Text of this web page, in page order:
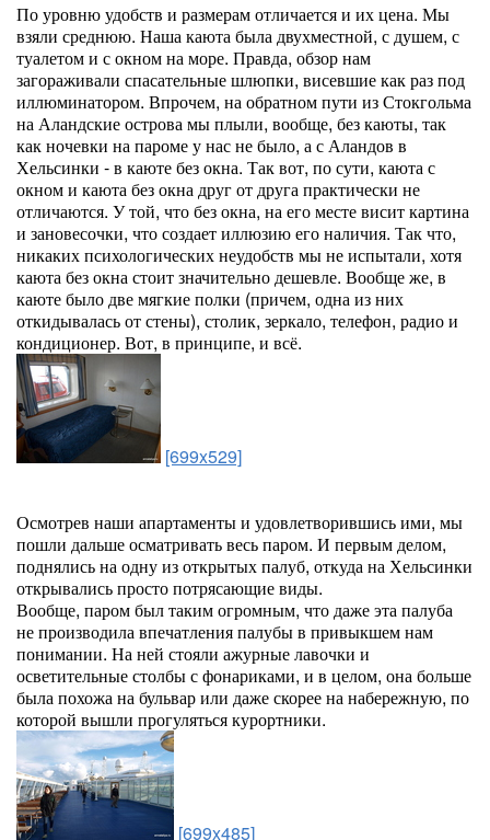
По уровню удобств и размерам отличается и их цена. Мы
взяли среднюю. Наша каюта была двухместной, с душем, с
туалетом и с окном на море. Правда, обзор нам
загораживали спасательные шлюпки, висевшие как раз под
иллюминатором. Впрочем, на обратном пути из Стокгольма
на Аландские острова мы плыли, вообще, без каюты, так
как ночевки на пароме у нас не было, а с Аландов в
Хельсинки - в каюте без окна. Так вот, по сути, каюта с
окном и каюта без окна друг от друга практически не
отличаются. У той, что без окна, на его месте висит картина
и зановесочки, что создает иллюзию его наличия. Так что,
никаких психологических неудобств мы не испытали, хотя
каюта без окна стоит значительно дешевле. Вообще же, в
каюте было две мягкие полки (причем, одна из них
откидывалась от стены), столик, зеркало, телефон, радио и
кондиционер. Вот, в принципе, и всё.
[699x529]
Осмотрев наши апартаменты и удовлетворившись ими, мы
пошли дальше осматривать весь паром. И первым делом,
поднялись на одну из открытых палуб, откуда на Хельсинки
открывались просто потрясающие виды.
Вообще, паром был таким огромным, что даже эта палуба
не производила впечатления палубы в привыкшем нам
понимании. На ней стояли ажурные лавочки и
осветительные столбы с фонариками, и в целом, она больше
была похожа на бульвар или даже скорее на набережную, по
которой вышли прогуляться курортники.
[699x485]